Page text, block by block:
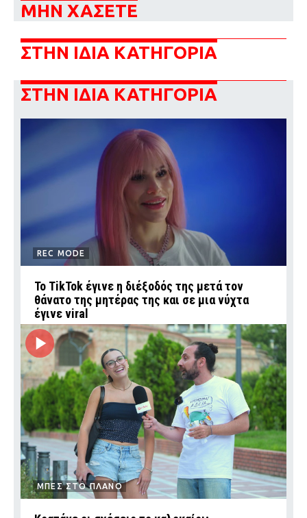
ΜΗΝ ΧΑΣΕΤΕ
ΣΤΗΝ ΙΔΙΑ ΚΑΤΗΓΟΡΙΑ
ΣΤΗΝ ΙΔΙΑ ΚΑΤΗΓΟΡΙΑ
REC MODE
Το TikTok έγινε η διέξοδός της μετά τον
θάνατο της μητέρας της και σε μια νύχτα
έγινε viral
ΜΠΕΣ ΣΤΟ ΠΛΑΝΟ